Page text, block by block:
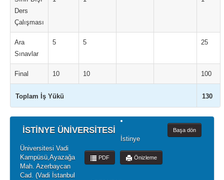
Ders
Çalışması
Ara
Sınavlar
5 5 25
Final 10 10 100
Toplam İş Yükü 130
İSTİNYE ÜNİVERSİTESİ Başa dön
Önizleme
PDF
İstinye
Üniversitesi Vadi
Kampüsü,Ayazağa
Mah. Azerbaycan
Cad. (Vadi İstanbul